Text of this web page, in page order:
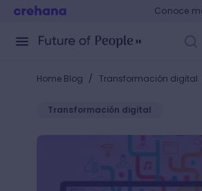
Conoce
Home Blog / Transformación digital
Transformación digital